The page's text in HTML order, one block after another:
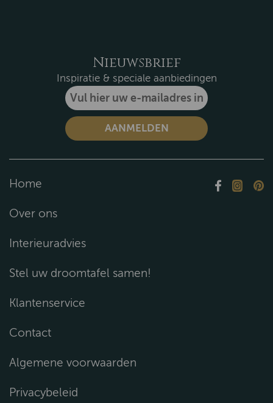
Nieuwsbrief
Inspiratie & speciale aanbiedingen
Home
Over ons
Interieuradvies
Stel uw droomtafel samen!
Klantenservice
Contact
Algemene voorwaarden
Privacybeleid